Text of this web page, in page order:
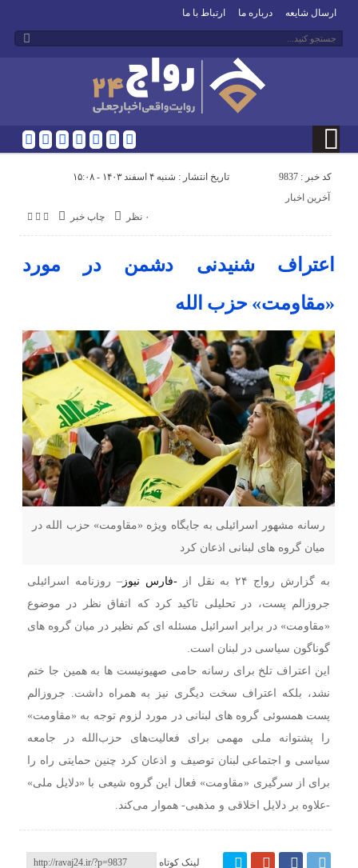
ارسال شایعه درباره ما ارتباط با ما
کد خبر : 9837 تاریخ انتشار : شنبه ۴ اسفند ۱۴۰۳ - ۱۵:۰۸
چاپ خبر ۰ نظر
آخرین اخبار
اعتراف شنیدنی دشمن در مورد
«مقاومت» حزب الله
رسانه مشهور اسرائیلی به جایگاه ویژه «مقاومت» حزب الله در
میان گروه های لبنانی اذعان کرد
به گزارش رواج ۲۴ به نقل از -فارس نیوز– روزنامه اسرائیلی
جروزالم پست،‌ در تحلیلی تاکید کرد که اتفاق نظر در موضوع
«مقاومت» در برابر اسرائیل مسئله ای کم نظیر در میان گروه های
گوناگون سیاسی در لبنان است.
این اعتراف تلخ برای رسانه حامی صهیونیست ها به همین جا ختم
نشد، بلکه اعتراف سخت دیگری نیز به همراه داشت. جروزالم
پست همسوئی گروه های لبنانی در مورد لزوم توجه به «مقاومت»
را پشتوانه ملی مهمی برای فعالیت‌های حزب‌الله در جامعه
سیاسی و اجتماعی لبنان توصیف و اذعان کرد چنین حمایتی راه را
برای از سرگیری «مقاومت» فعال این گروه شیعی با «دلایل ملی»
-علاوه بر دلایل اخلاقی و مذهبی- هموار می‌کند.
لینک کوتاه